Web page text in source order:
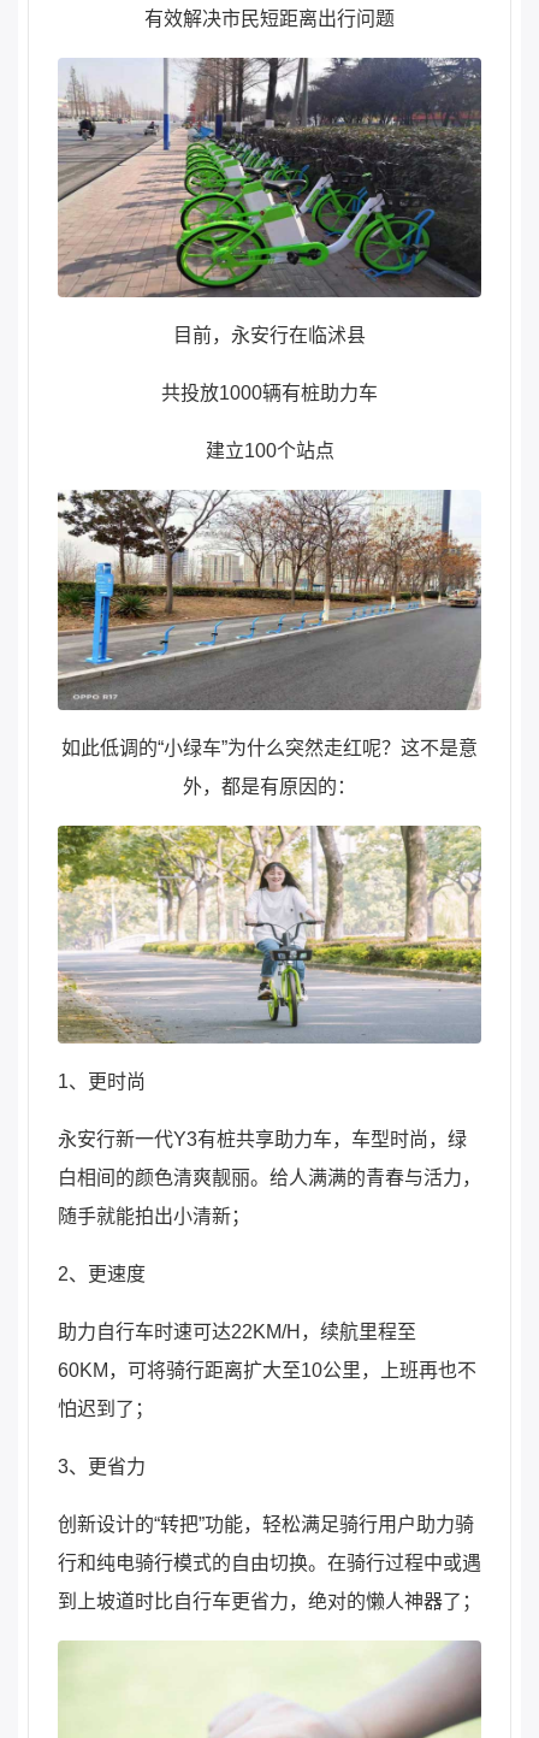
有效解决市民短距离出行问题
目前，永安行在临沭县
共投放1000辆有桩助力车
建立100个站点
如此低调的“小绿车”为什么突然走红呢？这不是意
外，都是有原因的：
1、更时尚
永安行新一代Y3有桩共享助力车，车型时尚，绿
白相间的颜色清爽靓丽。给人满满的青春与活力，
随手就能拍出小清新；
2、更速度
助力自行车时速可达22KM/H，续航里程至
60KM，可将骑行距离扩大至10公里，上班再也不
怕迟到了；
3、更省力
创新设计的“转把”功能，轻松满足骑行用户助力骑
行和纯电骑行模式的自由切换。在骑行过程中或遇
到上坡道时比自行车更省力，绝对的懒人神器了；